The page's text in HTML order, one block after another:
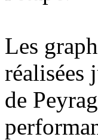
Les
réalisées
de